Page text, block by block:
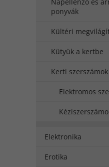
ponyvák
Kültéri
Kütyük a kertbe
Kerti szerszámok
Elektromos
Elektronika
Erotika